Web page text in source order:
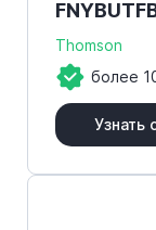
Thomson
более
Узнать